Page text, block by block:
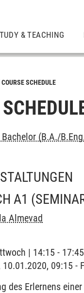
& TEACHING
COURSE SCHEDULE
(B.A./
A1
Almevad
| 14:15 -
09:15 -
des Erlernens